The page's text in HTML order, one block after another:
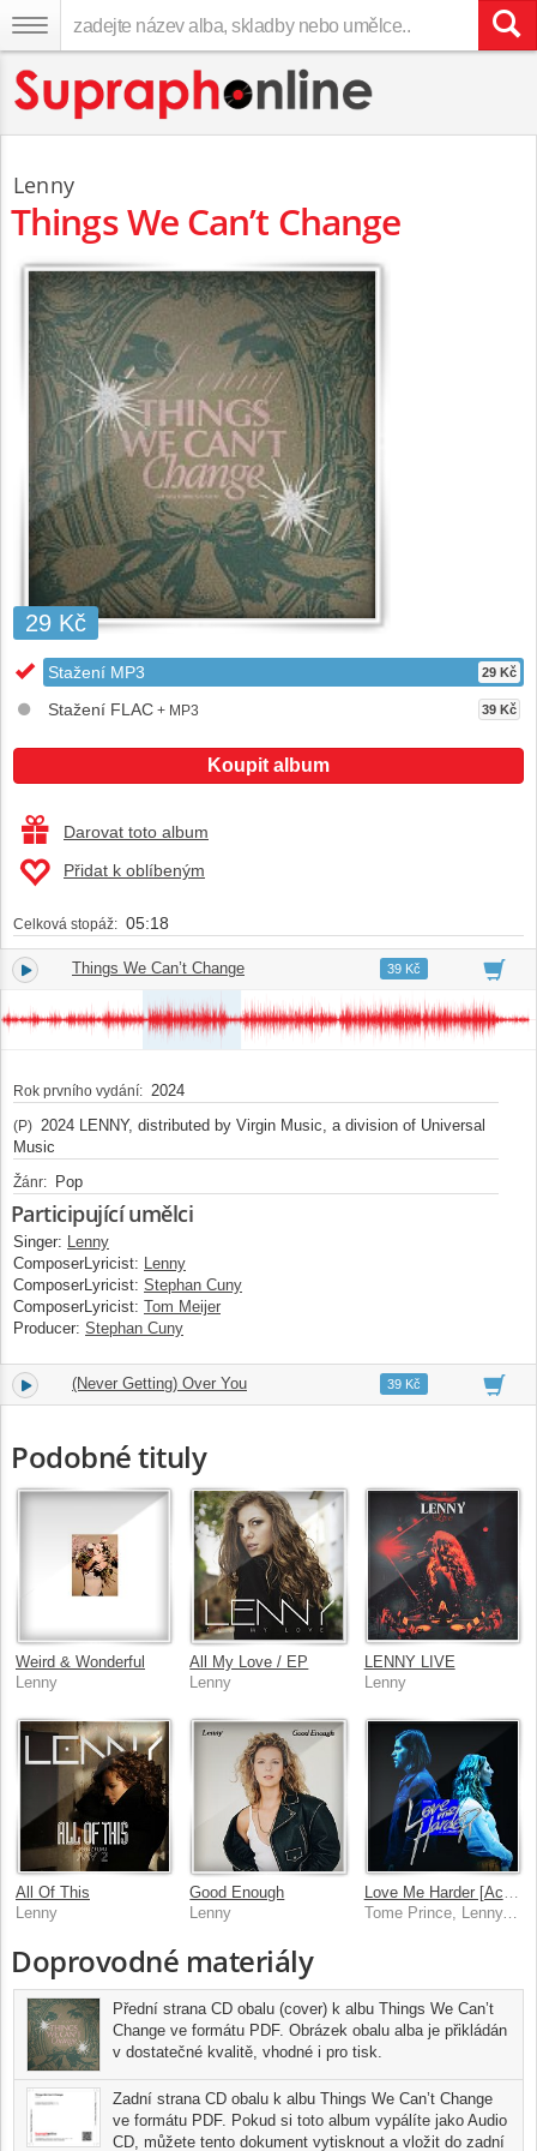
Lenny
Things We Can’t Change
29 Kč
Stažení MP3 29 Kč
Stažení FLAC + MP3 39 Kč
Koupit album
Darovat toto album
Přidat k oblíbeným
Celková stopáž: 05:18
1. Things We Can’t Change 02:4239 Kč
Rok prvního vydání: 2024
(P) 2024 LENNY, distributed by Virgin Music, a division of Universal
Music
Žánr: Pop
Participující umělci
Singer: Lenny
ComposerLyricist: Lenny
ComposerLyricist: Stephan Cuny
ComposerLyricist: Tom Meijer
Producer: Stephan Cuny
2. (Never Getting) Over You 02:3639 Kč
Podobné tituly
Weird & Wonderful
Lenny
All My Love / EP
Lenny
LENNY LIVE
Lenny
All Of This
Lenny
Good Enough
Lenny
Love Me Harder [Acoustic]
Tome Prince, Lenny, Marcell
Doprovodné materiály
Přední strana CD obalu (cover) k albu Things We Can’t
Change ve formátu PDF. Obrázek obalu alba je přikládán
v dostatečné kvalitě, vhodné i pro tisk.
Zadní strana CD obalu k albu Things We Can’t Change
ve formátu PDF. Pokud si toto album vypálíte jako Audio
CD, můžete tento dokument vytisknout a vložit do zadní